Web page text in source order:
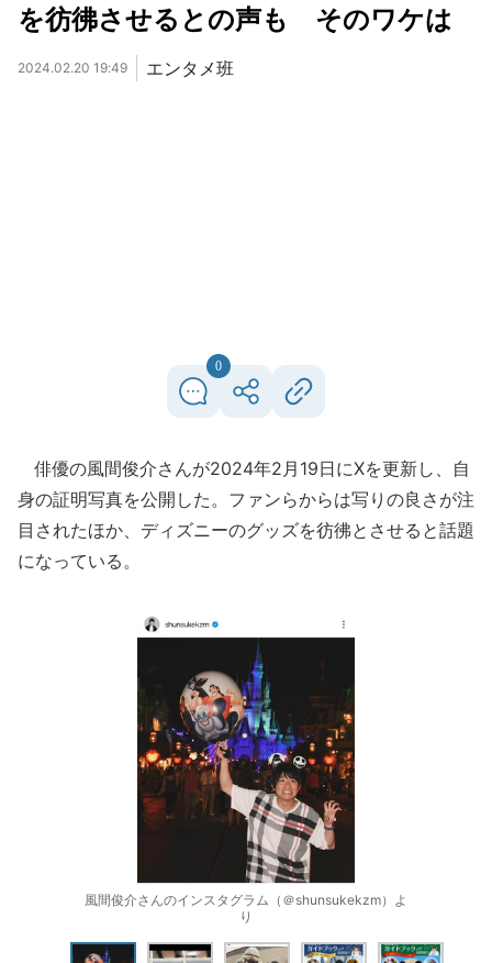
を彷彿させるとの声も そのワケは
2024.02.20 19:49 エンタメ班
0
俳優の風間俊介さんが2024年2月19日にXを更新し、自
身の証明写真を公開した。ファンらからは写りの良さが注
目されたほか、ディズニーのグッズを彷彿とさせると話題
になっている。
風間俊介さんのインスタグラム（＠shunsukekzm）よ
り